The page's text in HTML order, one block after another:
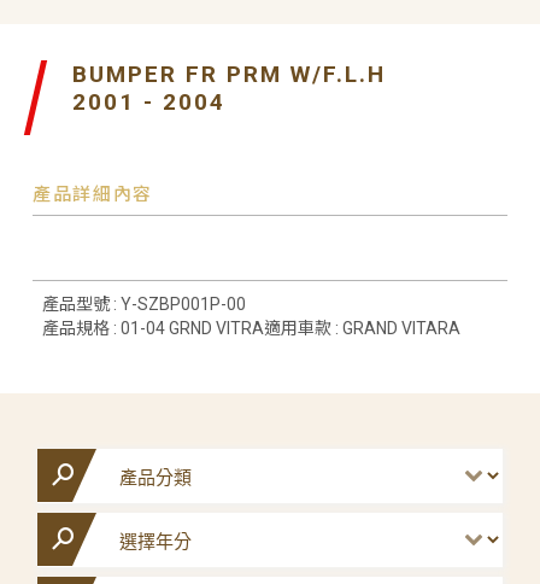
BUMPER FR PRM W/F.L.H
2001 - 2004
產品詳細內容
產品型號 : Y-SZBP001P-00
產品規格 : 01-04 GRND VITRA適用車款 : GRAND VITARA